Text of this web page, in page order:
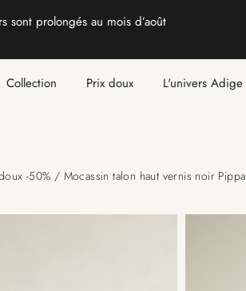
sont prolongés au mois d’août
Collection Prix doux L'univers Adige
-50% / Mocassin talon haut vernis noir Pippa